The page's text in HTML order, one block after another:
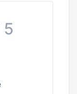
5